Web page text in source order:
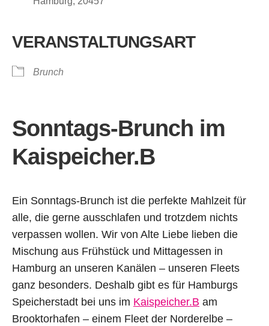
VERANSTALTUNGSART
Brunch
Sonntags-Brunch im
Kaispeicher.B
Ein Sonntags-Brunch ist die perfekte Mahlzeit für
alle, die gerne ausschlafen und trotzdem nichts
verpassen wollen. Wir von Alte Liebe lieben die
Mischung aus Frühstück und Mittagessen in
Hamburg an unseren Kanälen – unseren Fleets
ganz besonders. Deshalb gibt es für Hamburgs
Speicherstadt bei uns im Kaispeicher.B am
Brooktorhafen – einem Fleet der Norderelbe –